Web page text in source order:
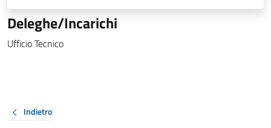
Deleghe/Incarichi
Ufficio Tecnico
Indietro